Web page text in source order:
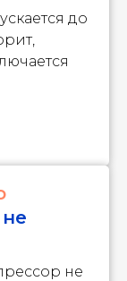
до
не
не